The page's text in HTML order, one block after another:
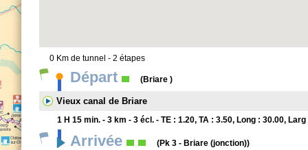
0 Km de tunnel - 2 étapes
Départ (Briare )
Vieux canal de Briare
1 H 15 min. - 3 km - 3 écl. - TE : 1.20, TA : 3.50, Long : 30.00,
Arrivée (Pk 3 - Briare (jonction))